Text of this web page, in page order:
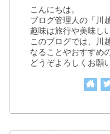
こんにちは。
ブログ管理人の「川
趣味は旅行や美味し
このブログでは、川
なることやおすすめ
どうぞよろしくお願